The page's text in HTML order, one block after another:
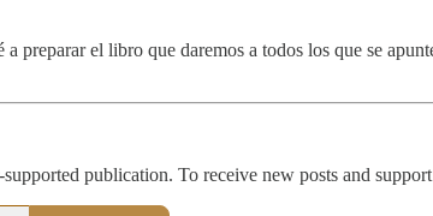
preparar el libro que daremos a todos los que se
publication. To receive new posts and